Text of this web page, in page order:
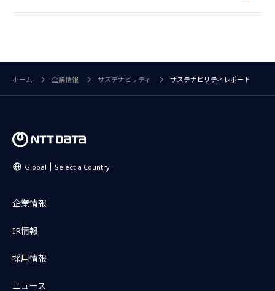
ホーム 企業情報 サステナビリティ サステナビリティレポート
Global Select a Country
企業情報
IR情報
採用情報
ニュース